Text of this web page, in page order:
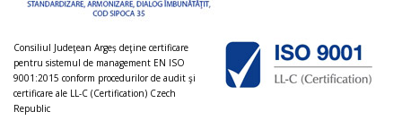
Consiliul Judeţean Argeș deţine certificare
pentru sistemul de management EN ISO
9001:2015 conform procedurilor de audit şi
certificare ale LL-C (Certification) Czech
Republic